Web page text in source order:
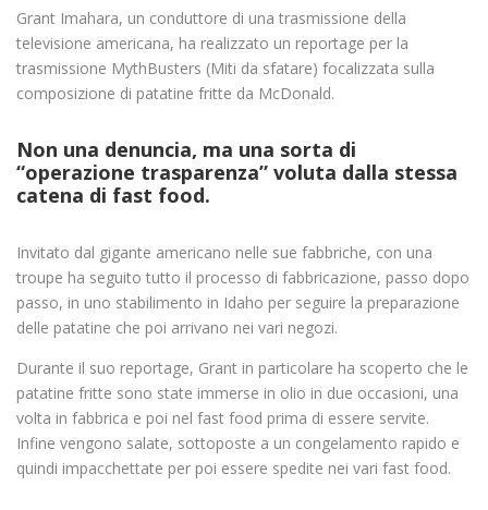
Grant Imahara, un conduttore di una trasmissione della
televisione americana, ha realizzato un reportage per la
trasmissione MythBusters (Miti da sfatare) focalizzata sulla
composizione di patatine fritte da McDonald.
Non una denuncia, ma una sorta di
“operazione trasparenza” voluta dalla stessa
catena di fast food.
Invitato dal gigante americano nelle sue fabbriche, con una
troupe ha seguito tutto il processo di fabbricazione, passo dopo
passo, in uno stabilimento in Idaho per seguire la preparazione
delle patatine che poi arrivano nei vari negozi.
Durante il suo reportage, Grant in particolare ha scoperto che le
patatine fritte sono state immerse in olio in due occasioni, una
volta in fabbrica e poi nel fast food prima di essere servite.
Infine vengono salate, sottoposte a un congelamento rapido e
quindi impacchettate per poi essere spedite nei vari fast food.